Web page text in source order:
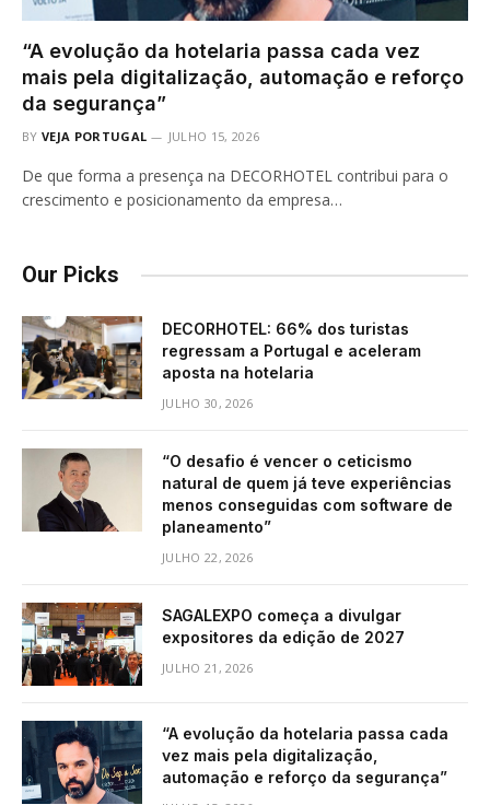
“A evolução da hotelaria passa cada vez
mais pela digitalização, automação e reforço
da segurança”
BY VEJA PORTUGAL JULHO 15, 2026
De que forma a presença na DECORHOTEL contribui para o
crescimento e posicionamento da empresa…
Our Picks
DECORHOTEL: 66% dos turistas
regressam a Portugal e aceleram
aposta na hotelaria
JULHO 30, 2026
“O desafio é vencer o ceticismo
natural de quem já teve experiências
menos conseguidas com software de
planeamento”
JULHO 22, 2026
SAGALEXPO começa a divulgar
expositores da edição de 2027
JULHO 21, 2026
“A evolução da hotelaria passa cada
vez mais pela digitalização,
automação e reforço da segurança”